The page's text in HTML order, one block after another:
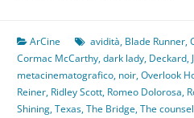
ArCine avidità, Blade Runner,
Cormac McCarthy,dark lady, Deckard,
metacinematografico, noir,Overlook
Reiner, Ridley Scott, Romeo Dolorosa,
Shining,Texas,The Bridge,The